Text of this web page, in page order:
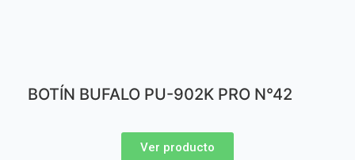
BOTÍN BUFALO PU-902K PRO N°42
Ver producto